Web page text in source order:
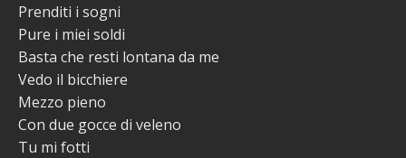
Prenditi i sogni
Pure i miei soldi
Basta che resti lontana da me
Vedo il bicchiere
Mezzo pieno
Con due gocce di veleno
Tu mi fotti